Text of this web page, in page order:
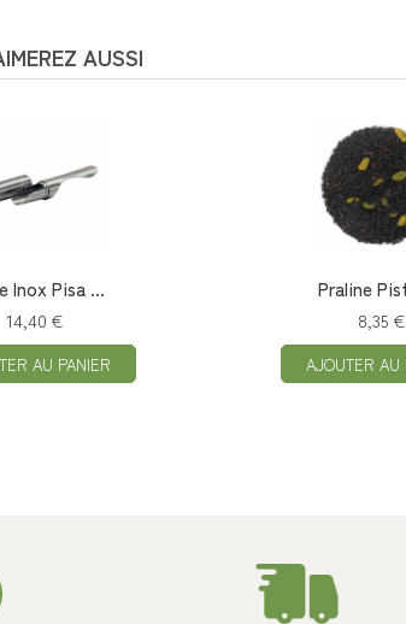
AUSSI
Inox Pisa ...
14,40 €
AU PANIER
Praline
8,35 €
AJOUTER AU